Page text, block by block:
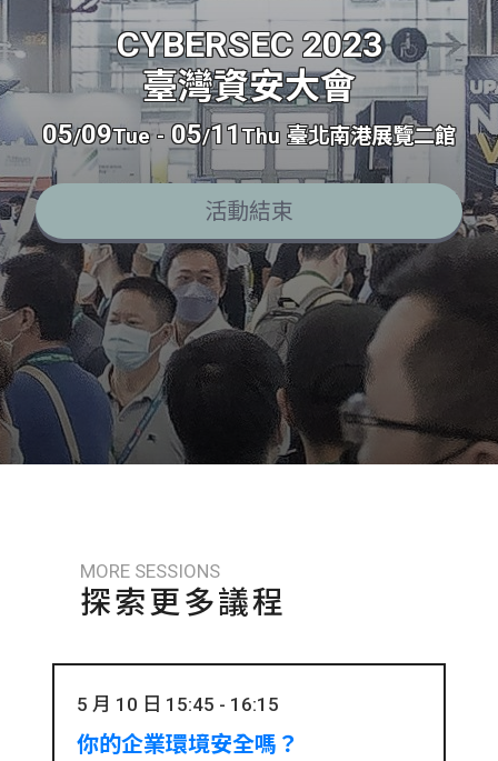
CYBERSEC 2023
臺灣資安大會
05/09Tue - 05/11Thu 臺北南港展覽二館
活動結束
MORE SESSIONS
探索更多議程
5 月 10 日 15:45 - 16:15
你的企業環境安全嗎？